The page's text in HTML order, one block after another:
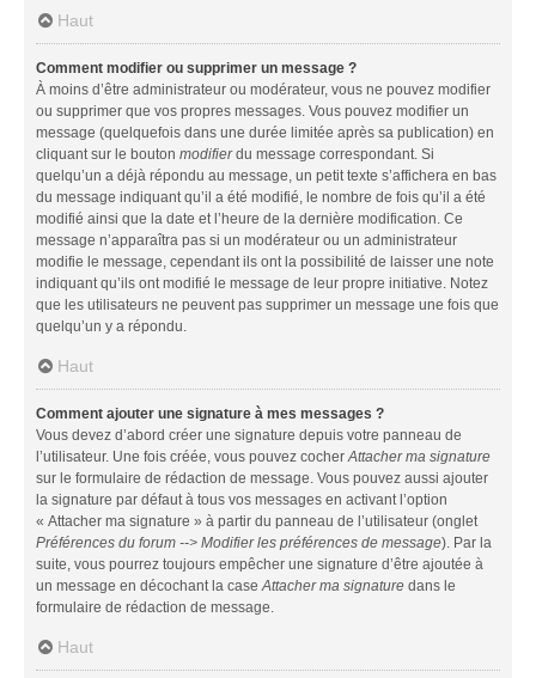
Haut
Comment modifier ou supprimer un message ?
À moins d’être administrateur ou modérateur, vous ne pouvez modifier
ou supprimer que vos propres messages. Vous pouvez modifier un
message (quelquefois dans une durée limitée après sa publication) en
cliquant sur le bouton modifierdu message correspondant. Si
quelqu’un a déjà répondu au message, un petit texte s’affichera en bas
du message indiquant qu’il a été modifié, le nombre de fois qu’il a été
modifié ainsi que la date et l’heure de la dernière modification. Ce
message n’apparaîtra pas si un modérateur ou un administrateur
modifie le message, cependant ils ont la possibilité de laisser une note
indiquant qu’ils ont modifié le message de leur propre initiative. Notez
que les utilisateurs ne peuvent pas supprimer un message une fois que
quelqu’un y a répondu.
Haut
Comment ajouter une signature à mes messages ?
Vous devez d’abord créer une signature depuis votre panneau de
l’utilisateur. Une fois créée, vous pouvez cocherAttacher ma signature
sur le formulaire de rédaction de message. Vous pouvez aussi ajouter
la signature par défaut à tous vos messages en activant l’option
« Attacher ma signature » à partir du panneau de l’utilisateur (onglet
Préférences du forum --> Modifier les préférences de message). Par la
suite, vous pourrez toujours empêcher une signature d’être ajoutée à
un message en décochant la caseAttacher ma signature dans le
formulaire de rédaction de message.
Haut